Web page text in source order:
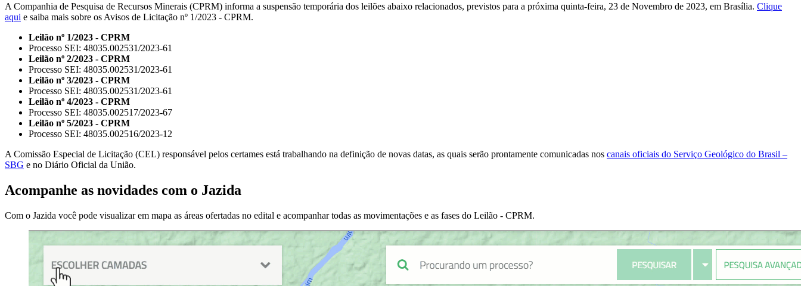
A Companhia de Pesquisa de Recursos Minerais (CPRM) informa a suspensão temporária dos leilões abaixo relacionados, previstos para a próxima quinta-feira, 23 de Novembro de 2023, em Brasília. Clique
aqui e saiba mais sobre os Avisos de Licitação nº 1/2023 - CPRM.
Leilão nº 1/2023 - CPRM
Processo SEI: 48035.002531/2023-61
Leilão nº 2/2023 - CPRM
Processo SEI: 48035.002531/2023-61
Leilão nº 3/2023 - CPRM
Processo SEI: 48035.002531/2023-61
Leilão nº 4/2023 - CPRM
Processo SEI: 48035.002517/2023-67
Leilão nº 5/2023 - CPRM
Processo SEI: 48035.002516/2023-12
A Comissão Especial de Licitação (CEL) responsável pelos certames está trabalhando na definição de novas datas, as quais serão prontamente comunicadas nos canais oficiais do Serviço Geológico do Brasil –
SBG e no Diário Oficial da União.
Acompanhe as novidades com o Jazida
Com o Jazida você pode visualizar em mapa as áreas ofertadas no edital e acompanhar todas as movimentações e as fases do Leilão - CPRM.